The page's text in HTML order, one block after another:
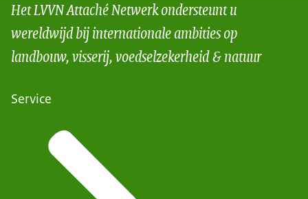
Het LVVN Attaché Netwerk ondersteunt u
wereldwijd bij internationale ambities op
landbouw, visserij, voedselzekerheid & natuur
Service